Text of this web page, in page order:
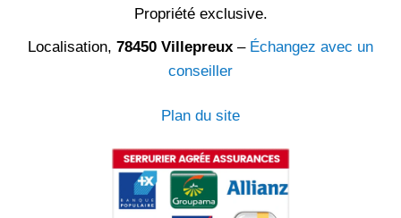
Propriété exclusive.
Localisation, 78450 Villepreux – Échangez avec un
conseiller
Plan du site